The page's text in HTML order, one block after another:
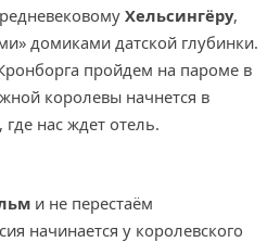
Хельсингёру,
домиками датской глубинки.
пройдем на пароме в
королевы начнется в
нас ждет отель.
и не перестаём
начинается у королевского